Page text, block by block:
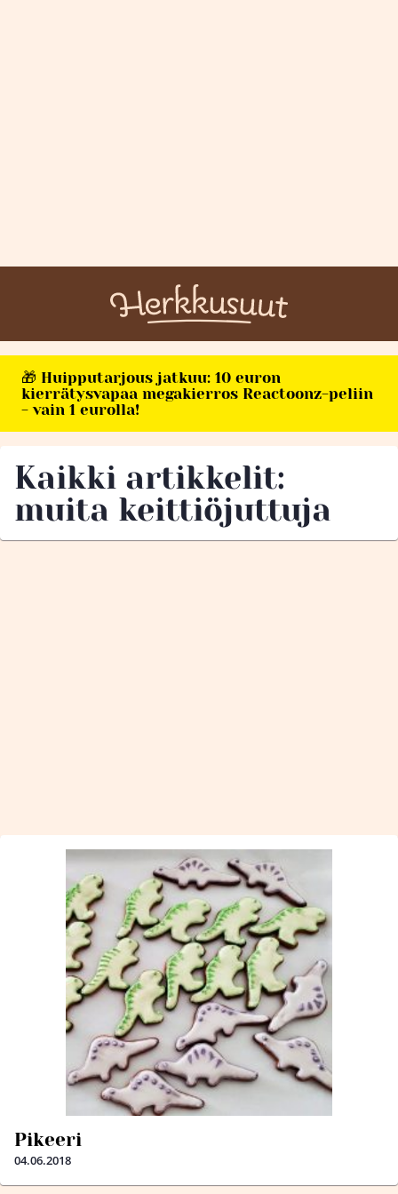
🎁 Huipputarjous jatkuu: 10 euron
kierrätysvapaa megakierros Reactoonz-peliin
- vain 1 eurolla!
Kaikki artikkelit:
muita keittiöjuttuja
Pikeeri
04.06.2018